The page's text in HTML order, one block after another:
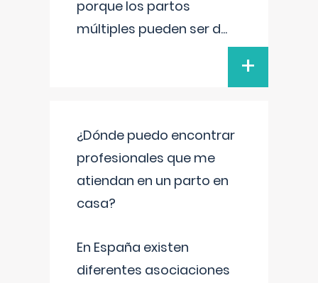
porque los partos
múltiples pueden ser d...
+
¿Dónde puedo encontrar
profesionales que me
atiendan en un parto en
casa?
En España existen
diferentes asociaciones